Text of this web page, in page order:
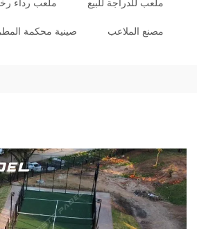
ملعب للدراجة للبيع ملعب رداء
مصنع الملاعب صينية محكمة